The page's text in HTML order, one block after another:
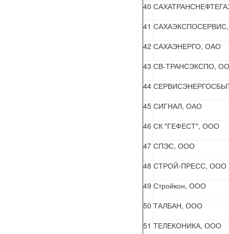
40
41
42 САХАЭНЕРГО, ОАО
43 СВ-ТРАНСЭКСПО,
44
45 СИГНАЛ, ОАО
46 СК "ГЕФЕСТ", ООО
47 СПЭС, ООО
48 СТРОЙ-ПРЕСС, ООО
49 Стройкон, ООО
50 ТАЛБАН, ООО
51 ТЕЛЕКОНИКА, ООО